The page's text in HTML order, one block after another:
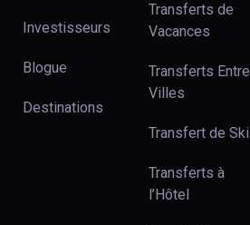
Investisseurs
Blogue
Destinations
Transferts de
Vacances
Transferts Entre
Villes
Transfert de Ski
Transferts à
l’Hôtel